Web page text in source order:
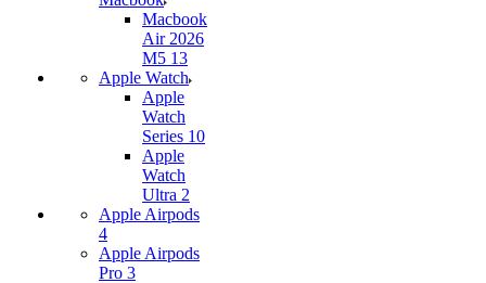
Macbook
Air 2026
M5 13
Apple Watch
Apple
Watch
Series 10
Apple
Watch
Ultra 2
Apple Airpods
4
Apple Airpods
Pro 3